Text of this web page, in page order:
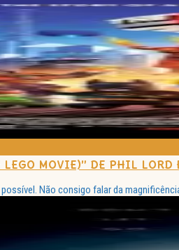
LEGO MOVIE)” DE PHIL LORD
Não consigo falar da